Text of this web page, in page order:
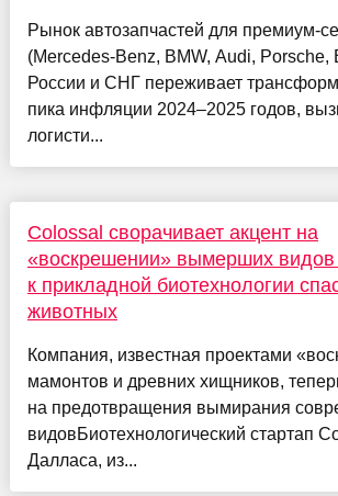
Рынок автозапчастей для премиум-
(Mercedes-Benz, BMW, Audi, Porsche,
России и СНГ переживает
пика инфляции 2024–2025 годов,
логисти...
Colossal сворачивает акцент на
«воскрешении» вымерших видов
к прикладной биотехнологии
животных
Компания, известная проектами
мамонтов и древних хищников,
на предотвращения вымирания
видовБиотехнологический стартап
Далласа, из...